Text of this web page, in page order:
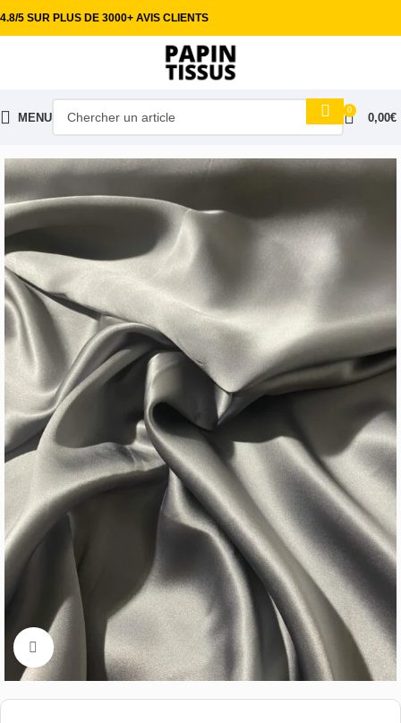
4.8/5 SUR PLUS DE 3000+ AVIS CLIENTS
MENU
0
0,00€
Soie & Tissus couture
Cliquez pour aggrandir